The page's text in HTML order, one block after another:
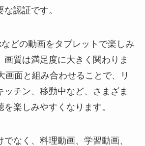
認証です。
どの動画をタブレットで楽しみ
画質は満足度に大きく関わりま
画面と組み合わせることで、リ
ッチン、移動中など、さまざま
楽しみやすくなります。
なく、料理動画、学習動画、